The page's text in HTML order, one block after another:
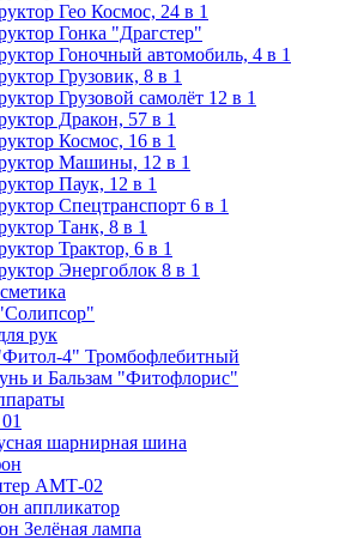
Гео Космос, 24 в 1
Гонка "Драгстер"
Гоночный автомобиль, 4 в 1
Грузовик, 8 в 1
Грузовой самолёт 12 в 1
Дракон, 57 в 1
Космос, 16 в 1
Машины, 12 в 1
Паук, 12 в 1
Спецтранспорт 6 в 1
Танк, 8 в 1
Трактор, 6 в 1
Энергоблок 8 в 1
рук
4" Тромбофлебитный
и Бальзам "Фитофлорис"
шарнирная шина
АМТ-02
аппликатор
Зелёная лампа